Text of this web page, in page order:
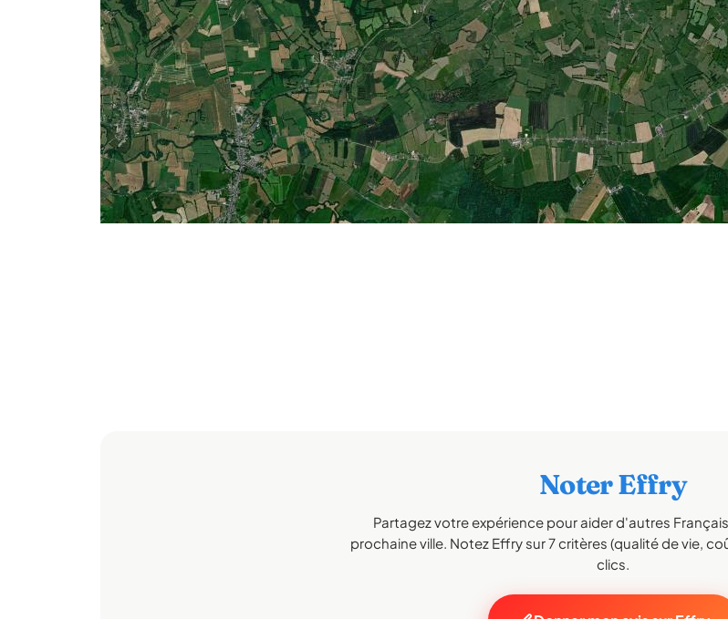
Noter Effry
Partagez votre expérience pour aider d'autres
prochaine ville. Notez Effry sur 7 critères (qualité de vie,
clics.